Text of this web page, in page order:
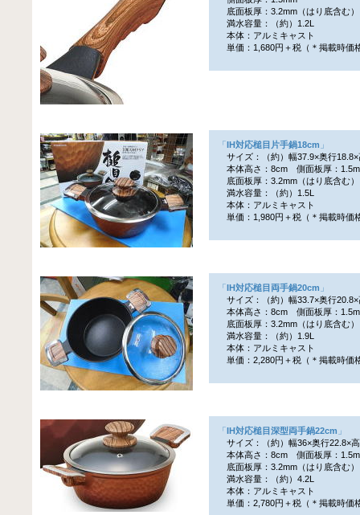
底面板厚：3.2mm（はり底含む）
満水容量：（約）1.2L
本体：アルミキャスト
単価：1,680円＋税（＊掲載時価
「IH対応槌目片手鍋18cm 」
サイズ：（約）幅37.9×奥行18.8×
本体高さ：8cm 側面板厚：
底面板厚：3.2mm（はり底含む）
満水容量：（約）1.5L
本体：アルミキャスト
単価：1,980円＋税（＊掲載時価
「IH対応槌目両手鍋20cm 」
サイズ：（約）幅33.7×奥行20.8×
本体高さ：8cm 側面板厚：
底面板厚：3.2mm（はり底含む）
満水容量：（約）1.9L
本体：アルミキャスト
単価：2,280円＋税（＊掲載時価
「IH対応槌目深型両手鍋22cm 」
サイズ：（約）幅36×奥行22.8×
本体高さ：8cm 側面板厚：
底面板厚：3.2mm（はり底含む）
満水容量：（約）4.2L
本体：アルミキャスト
単価：2,780円＋税（＊掲載時価